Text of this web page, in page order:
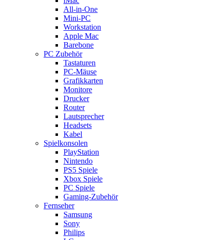
All-in-One
Mini-PC
Workstation
Apple Mac
Barebone
PC Zubehör
Tastaturen
PC-Mäuse
Grafikkarten
Monitore
Drucker
Router
Lautsprecher
Headsets
Kabel
Spielkonsolen
PlayStation
Nintendo
PS5 Spiele
Xbox Spiele
PC Spiele
Gaming-Zubehör
Fernseher
Samsung
Sony
Philips